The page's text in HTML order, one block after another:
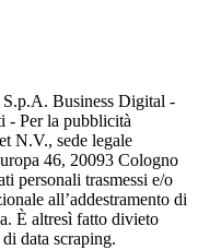
Business Digital -
- Per la pubblicità
N.V., sede legale
46, 20093 Cologno
personali trasmessi e/o
all’addestramento di
È altresì fatto divieto
data scraping.